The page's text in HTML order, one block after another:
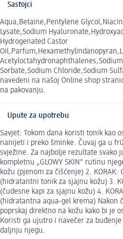
Sastojci
Aqua,Betaine,Pentylene
Lysate,Sodium
Hydrogenated Castor
Sorbate,Sodium Chloride,Sodium
navedeni na našoj Online shop
na pakovanju.
Upute za upotrebu
Savjet: Tokom dana koristi tonik kao
nanijeti i preko šminke. Čuvaj ga u
svježine. Za najbolje rezultate svako
kompletnu „GLOWY SKIN" rutinu
kožu (pjenom za čišćenje) 2.
(hidratantni tonik za sjajnu kožu) 3.
(čudesne kapi za sjajnu kožu) 4.
(hidratantna aqua-gel krema) Nakon
poprskaj direktno na kožu kako bi je
Koristi ga ujutro i navečer za
daljnju njegu.